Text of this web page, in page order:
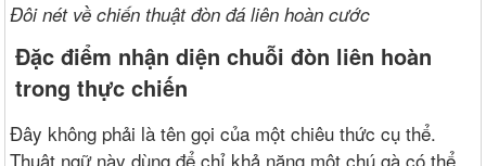
Đôi nét về chiến thuật đòn đá liên hoàn cước
Đặc điểm nhận diện chuỗi đòn liên hoàn
trong thực chiến
Đây không phải là tên gọi của một chiêu thức cụ thể.
Thuật ngữ này dùng để chỉ khả năng một chú gà có thể